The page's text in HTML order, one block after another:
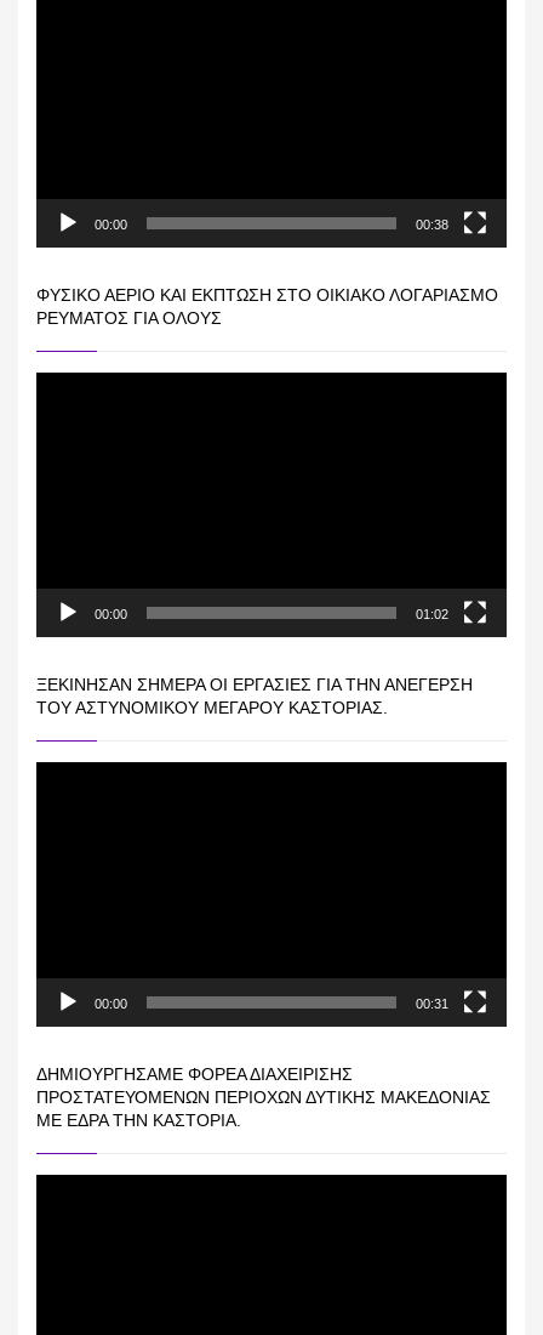
00:00 00:38
ΦΥΣΙΚΌ ΑΈΡΙΟ ΚΑΙ ΕΚΠΤΩΣΗ ΣΤΟ ΟΙΚΙΑΚΌ ΛΟΓΑΡΙΑΣΜΌ
ΡΕΎΜΑΤΟΣ ΓΙΑ ΟΛΟΥΣ
00:00 01:02
ΞΕΚΊΝΗΣΑΝ ΣΉΜΕΡΑ ΟΙ ΕΡΓΑΣΊΕΣ ΓΙΑ ΤΗΝ ΑΝΈΓΕΡΣΗ
ΤΟΥ ΑΣΤΥΝΟΜΙΚΟΎ ΜΕΓΆΡΟΥ ΚΑΣΤΟΡΙΆΣ.
00:00 00:31
ΔΗΜΙΟΥΡΓΉΣΑΜΕ ΦΟΡΈΑ ΔΙΑΧΕΊΡΙΣΗΣ
ΠΡΟΣΤΑΤΕΥΌΜΕΝΩΝ ΠΕΡΙΟΧΏΝ ΔΥΤΙΚΉΣ ΜΑΚΕΔΟΝΊΑΣ
ΜΕ ΈΔΡΑ ΤΗΝ ΚΑΣΤΟΡΙΆ.